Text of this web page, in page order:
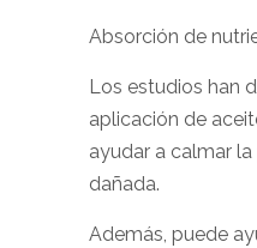
Absorción de
Los estudios han
aplicación de
ayudar a calmar
dañada.
Además, puede